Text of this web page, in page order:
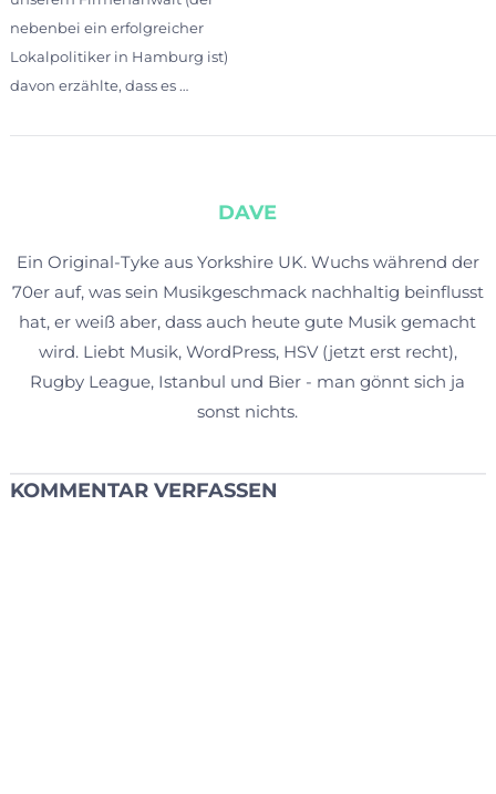
nebenbei ein erfolgreicher
Lokalpolitiker in Hamburg ist)
davon erzählte, dass es …
DAVE
Ein Original-Tyke aus Yorkshire UK. Wuchs während der
70er auf, was sein Musikgeschmack nachhaltig beinflusst
hat, er weiß aber, dass auch heute gute Musik gemacht
wird. Liebt Musik, WordPress, HSV (jetzt erst recht),
Rugby League, Istanbul und Bier - man gönnt sich ja
sonst nichts.
KOMMENTAR VERFASSEN